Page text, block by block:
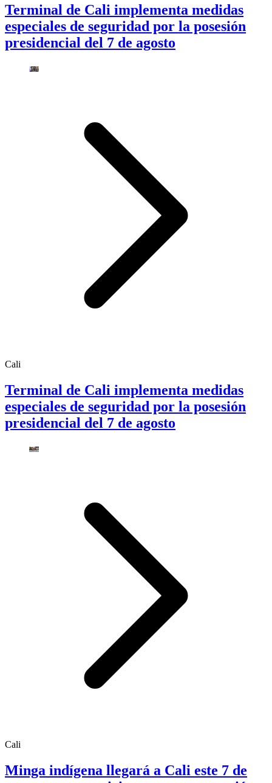
Terminal de Cali implementa medidas
especiales de seguridad por la posesión
presidencial del 7 de agosto
Cali
Terminal de Cali implementa medidas
especiales de seguridad por la posesión
presidencial del 7 de agosto
Cali
Minga indígena llegará a Cali este 7 de